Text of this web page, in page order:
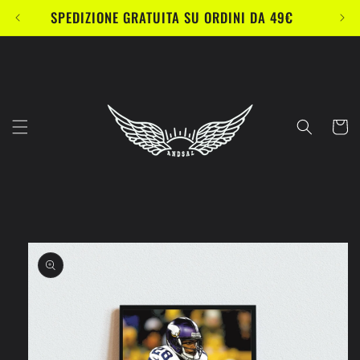
direttamenteSPEDIZIONE GRATUITA SU ORDINI DA 49€
Carrello
Passa alle
informazioni
sul prodotto